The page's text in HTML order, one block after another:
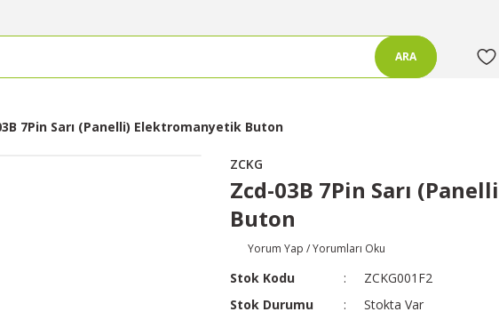
ARA
7Pin Sarı (Panelli) Elektromanyetik Buton
ZCKG
Zcd-03B 7Pin Sarı
Buton
Yorum Yap / Yorumları Oku
Stok Kodu
ZCKG001F2
Stok Durumu
Stokta Var